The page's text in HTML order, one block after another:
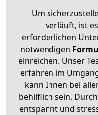
Um
verläuft, ist
erforderlichen
notwendigen
einreichen. Unser
erfahren im
kann Ihnen bei
behilflich sein.
entspannt und